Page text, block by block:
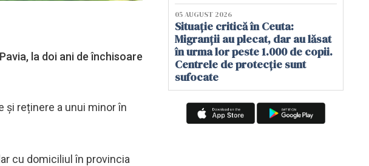
la doi ani de închisoare
și reținere a unui minor în
cu domiciliul în provincia
05 AUGUST 2026
Situație critică în Ceuta:
Migranții au plecat, dar au lăsat
în urma lor peste 1.000 de copii.
Centrele de protecție sunt
sufocate